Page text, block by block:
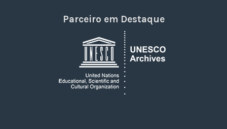
Parceiro em Destaque